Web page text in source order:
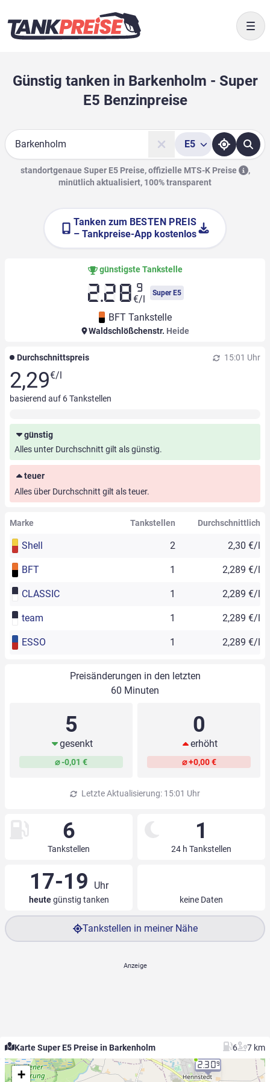
Günstig tanken in Barkenholm - Super
E5 Benzinpreise
Suche
E5
standortgenaue Super E5 Preise, offizielle MTS-K Preise
,
minütlich aktualisiert, 100% transparent
Tanken zum BESTEN PREIS
– Tankpreise-App kostenlos
günstigste Tankstelle
2.28 9
€/l
Super E5
BFT Tankstelle
Waldschlößchenstr. Heide
Durchschnittspreis 15:01 Uhr
2,29€/l
basierend auf 6Tankstellen
günstig
Alles unter Durchschnitt gilt als günstig.
teuer
Alles über Durchschnitt gilt als teuer.
Marke Tankstellen Durchschnittlich
Shell 2 2,30 €/l
BFT 1 2,289 €/l
CLASSIC 1 2,289 €/l
team 1 2,289 €/l
ESSO 1 2,289 €/l
Preisänderungen in den letzten
60 Minuten
5
gesenkt
⌀ -0,01 €
0
erhöht
⌀ +0,00 €
Letzte Aktualisierung: 15:01 Uhr
6
Tankstellen
1
24 h Tankstellen
17-19 Uhr
heutegünstig tanken keine Daten
Tankstellen in meiner Nähe
Karte Super E5 Preise in Barkenholm 6 7 km
2.309
+